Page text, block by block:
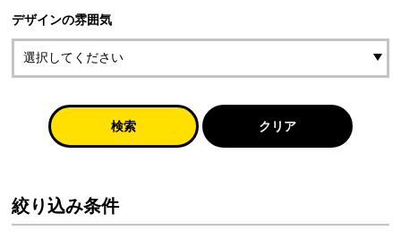
デザインの雰囲気
検索 クリア
絞り込み条件